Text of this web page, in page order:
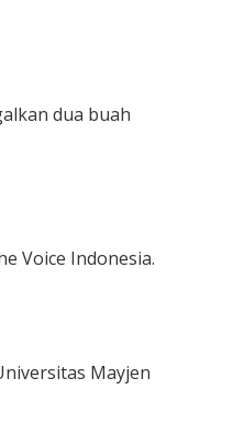
dua buah
Voice Indonesia.
Mayjen